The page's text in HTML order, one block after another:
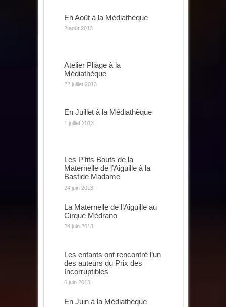
En Août à la Médiathèque
2 août 2013
Atelier Pliage à la
Médiathèque
22 juillet 2013
En Juillet à la Médiathèque
1 juillet 2013
Les P’tits Bouts de la
Maternelle de l’Aiguille à la
Bastide Madame
24 juin 2013
La Maternelle de l’Aiguille au
Cirque Médrano
24 juin 2013
Les enfants ont rencontré l’un
des auteurs du Prix des
Incorruptibles
6 juin 2013
En Juin à la Médiathèque